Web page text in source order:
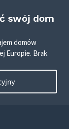
swój dom
domów
Europie. Brak